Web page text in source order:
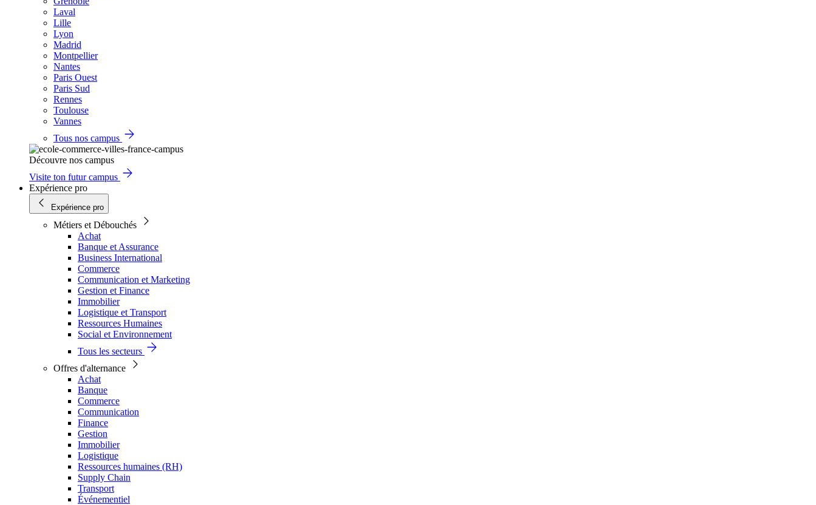
Laval
Lille
Lyon
Madrid
Montpellier
Nantes
Paris Ouest
Paris Sud
Rennes
Toulouse
Vannes
Tous nos campus
Découvre nos campus
Visite ton futur campus
Expérience pro
Expérience pro
Métiers et Débouchés
Achat
Banque et Assurance
Business International
Commerce
Communication et Marketing
Gestion et Finance
Immobilier
Logistique et Transport
Ressources Humaines
Social et Environnement
Tous les secteurs
Offres d'alternance
Achat
Banque
Commerce
Communication
Finance
Gestion
Immobilier
Logistique
Ressources humaines (RH)
Supply Chain
Transport
Événementiel